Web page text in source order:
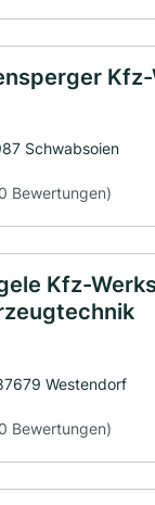
Schwabsoien
Bewertungen)
Kfz-
Westendorf
Bewertungen)